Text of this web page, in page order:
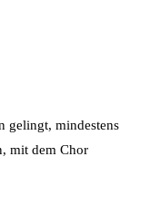
gelingt, mindestens
mit dem Chor